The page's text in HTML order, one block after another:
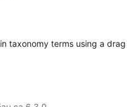
taxonomy terms using a drag